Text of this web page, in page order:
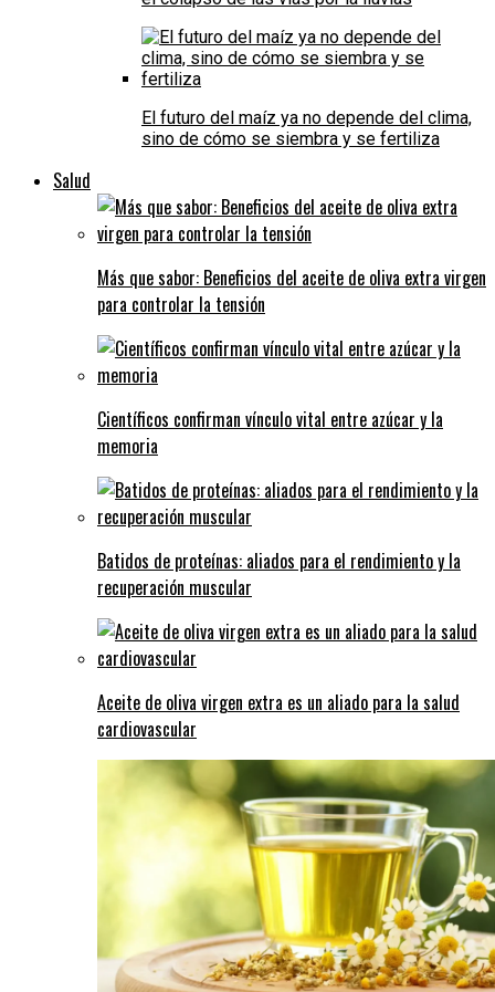
El futuro del maíz ya no depende del clima,
sino de cómo se siembra y se fertiliza
Salud
Más que sabor: Beneficios del aceite de oliva extra virgen
para controlar la tensión
Científicos confirman vínculo vital entre azúcar y la
memoria
Batidos de proteínas: aliados para el rendimiento y la
recuperación muscular
Aceite de oliva virgen extra es un aliado para la salud
cardiovascular